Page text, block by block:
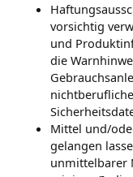
vorsichtig
und
die
Mittel und/
gelangen
unmittelbarer